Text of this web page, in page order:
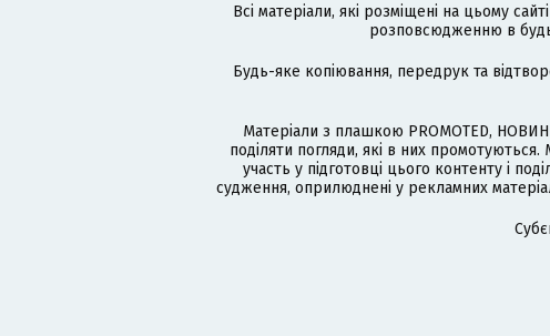
Всі матеріали, які розміщені на цьому
розповсюдженню в
Будь-яке копіювання, передрук та
Матеріали з плашкою PROMOTED,
поділяти погляди, які в них
участь у підготовці цього контенту і
судження, оприлюднені у рекламних